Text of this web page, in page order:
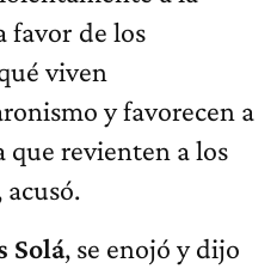
favor de los
viven
y favorecen a
que revienten a los
acusó.
Solá, se enojó y dijo